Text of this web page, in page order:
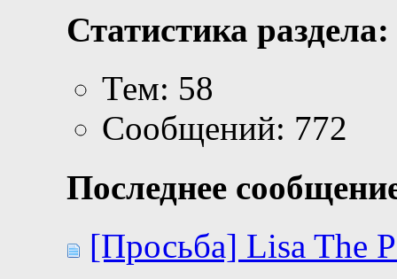
Статистика раздела:
Тем: 58
Сообщений: 772
Последнее
[Просьба] Lisa The